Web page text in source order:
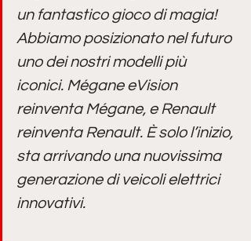
un fantastico gioco di magia!
Abbiamo posizionato nel futuro
uno dei nostri modelli più
iconici. Mégane eVision
reinventa Mégane, e Renault
reinventa Renault. È solo l’inizio,
sta arrivando una nuovissima
generazione di veicoli elettrici
innovativi.